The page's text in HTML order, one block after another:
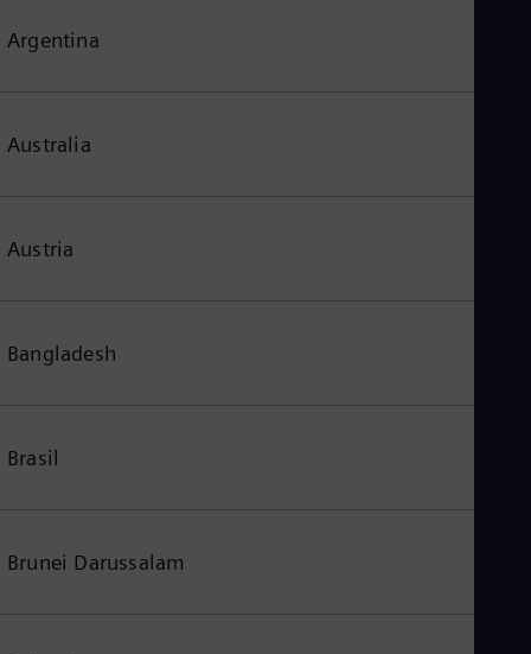
Argentina
Australia
Austria
Bangladesh
Brasil
Brunei Darussalam